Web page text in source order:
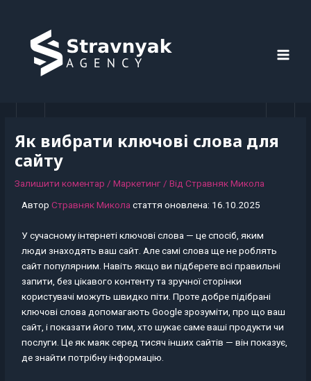
Як вибрати ключові слова для
сайту
Залишити коментар /Маркетинг/ ВідСтравняк Микола
АвторСтравняк Микола стаття оновлена: 16.10.2025
У сучасному інтернеті ключові слова — це спосіб, яким
люди знаходять ваш сайт. Але самі слова ще не роблять
сайт популярним. Навіть якщо ви підберете всі правильні
запити, без цікавого контенту та зручної сторінки
користувачі можуть швидко піти. Проте добре підібрані
ключові слова допомагають Google зрозуміти, про що ваш
сайт, і показати його тим, хто шукає саме ваші продукти чи
послуги. Це як маяк серед тисяч інших сайтів — він показує,
де знайти потрібну інформацію.
запису